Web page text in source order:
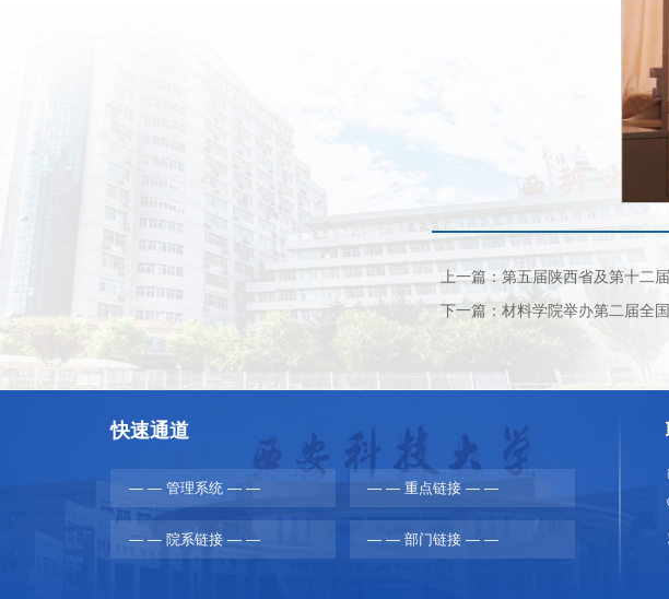
上一篇：第五届陕西省及第十二
下一篇：材料学院举办第二届全
快速通道
— — 管理系统 — — — — 重点链接 — —
— — 院系链接 — — — — 部门链接 — —